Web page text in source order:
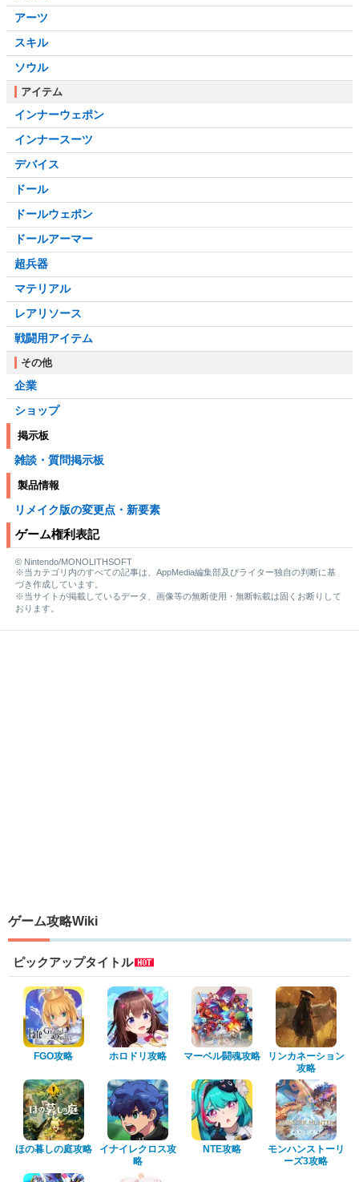
アーツ
スキル
ソウル
アイテム
インナーウェポン
インナースーツ
デバイス
ドール
ドールウェポン
ドールアーマー
超兵器
マテリアル
レアリソース
戦闘用アイテム
その他
企業
ショップ
掲示板
雑談・質問掲示板
製品情報
リメイク版の変更点・新要素
ゲーム権利表記
© Nintendo/MONOLITHSOFT
※当カテゴリ内のすべての記事は、AppMedia編集部及びライター独自の判断に基
づき作成しています。
※当サイトが掲載しているデータ、画像等の無断使用・無断転載は固くお断りして
おります。
ゲーム攻略Wiki
ピックアップタイトル
FGO攻略 ホロドリ攻略 マーベル闘魂攻略
リンカネーション
攻略
ほの暮しの庭攻略
イナイレクロス攻
略
NTE攻略
モンハンストーリ
ーズ3攻略